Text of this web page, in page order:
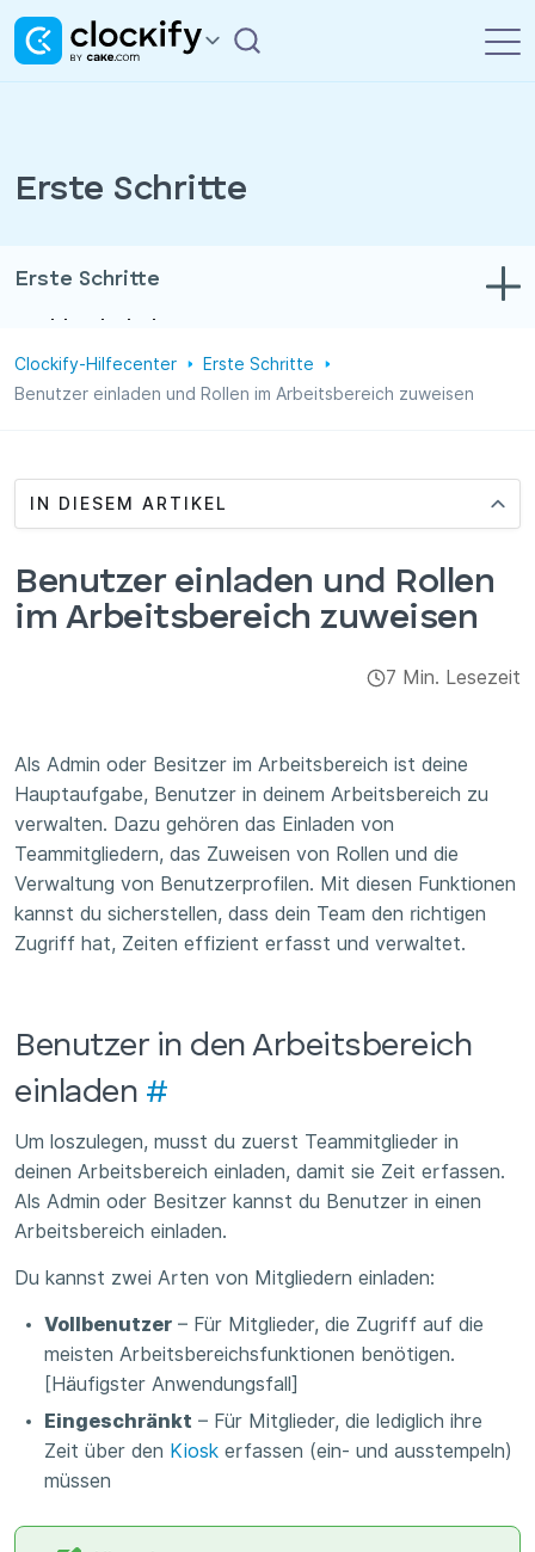
Erste Schritte
Integrationen & Add-ons
Erste Schritte
Zeit- und Ausgabenerfassung
Projekte
Verwaltung
Apps
Clockify-Hilfecenter
Erste Schritte
Benutzer einladen und Rollen im Arbeitsbereich zuweisen
IN DIESEM ARTIKEL
Benutzer einladen und Rollen
im Arbeitsbereich zuweisen
7 Min. Lesezeit
Als Admin oder Besitzer im Arbeitsbereich ist deine
Hauptaufgabe, Benutzer in deinem Arbeitsbereich zu
verwalten. Dazu gehören das Einladen von
Teammitgliedern, das Zuweisen von Rollen und die
Verwaltung von Benutzerprofilen. Mit diesen Funktionen
kannst du sicherstellen, dass dein Team den richtigen
Zugriff hat, Zeiten effizient erfasst und verwaltet.
Benutzer in den Arbeitsbereich
einladen #
Um loszulegen, musst du zuerst Teammitglieder in
deinen Arbeitsbereich einladen, damit sie Zeit erfassen.
Als Admin oder Besitzer kannst du Benutzer in einen
Arbeitsbereich einladen.
Du kannst zwei Arten von Mitgliedern einladen:
Vollbenutzer – Für Mitglieder, die Zugriff auf die
meisten Arbeitsbereichsfunktionen benötigen.
[Häufigster Anwendungsfall]
Eingeschränkt – Für Mitglieder, die lediglich ihre
Zeit über den Kiosk erfassen (ein- und ausstempeln)
müssen